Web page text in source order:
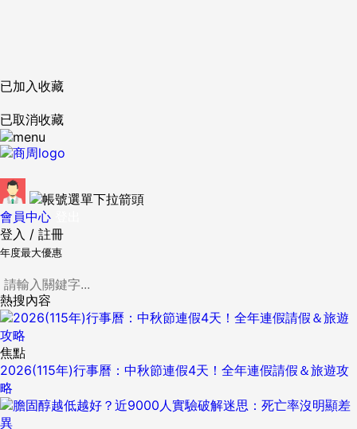
已加入收藏
已取消收藏
會員中心
登入 / 註冊
年度最大優惠
熱搜內容
焦點
2026(115年)行事曆：中秋節連假4天！全年連假請假＆旅遊攻
略